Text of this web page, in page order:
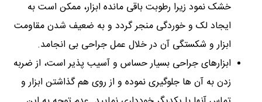
خشک نمود زیرا رطوبت باقی مانده ابزار، ممکن است به
ایجاد لک و خوردگی منجر گردد و به ضعیف شدن مقاومت
ابزار و شکستگی آن در خلال عمل جراحی بی انجامد.
ابزارهای جراحی بسیار حساس و آسیب پذیر است، از ضربه
زدن به آن ها جلوگیری نموده و از روی هم گذاشتن ابزار و